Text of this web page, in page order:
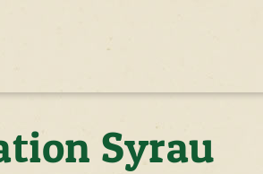
Syrau